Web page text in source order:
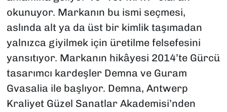
okunuyor. Markanın bu ismi seçmesi,
aslında alt ya da üst bir kimlik taşımadan
yalnızca giyilmek için üretilme felsefesini
yansıtıyor. Markanın hikâyesi 2014’te Gürcü
tasarımcı kardeşler Demna ve Guram
Gvasalia ile başlıyor. Demna, Antwerp
Kraliyet Güzel Sanatlar Akademisi’nden